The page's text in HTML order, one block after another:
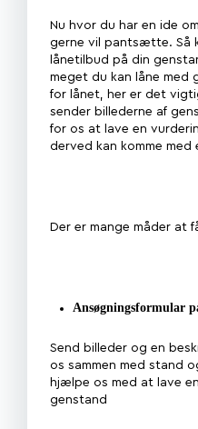
Nu hvor du har en ide
gerne vil pantsætte. Så
lånetilbud på din
meget du kan låne med
for lånet, her er det
sender billederne af
for os at lave en
derved kan komme
Der er mange måder at
Ansøgningsformular
Send billeder og en
os sammen med stand
hjælpe os med at lave
genstand